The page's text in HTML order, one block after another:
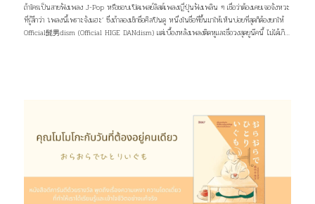
ถ้าใครเป็นสายฟังเพลง J-Pop หรือชอบเปิดเพลย์ลิสต์เพลงญี่ปุ่นฟังเพลิน ๆ เชื่อว่าต้องเคยเจอจังหวะ
ที่รู้สึกว่า ‘เพลงนี้เพราะจังแฮะ’ ซึ่งถ้าลองเช็กชื่อศิลปินดู หนึ่งในชื่อที่ขึ้นมาให้เห็นบ่อยที่สุดก็ต้องยกให้
Official髭男dism (Official HIGE DANdism) แต่เบื้องหลังเพลงติดหูและชื่อวงสุดยูนีคนี้ ไม่ได้เกิด
Hige (髭) ที่แปลว่า หนวด หรือเครา กับคำว่า Dandism จากภาษาอังกฤษ ซึ่งมีรากมาจากคำว่า
Dandy ที่สื่อถึงสุภาพบุรุษผู้แต่งตัวเนี้ยบ มีสไตล์ แต่ด้วยความยาวของชื่อ แฟน ๆ เลยเรียกวงนี้กันสั้น ๆ
ว่า “ฮิเกะดัน” ส่วนแฟนคลับของพวกเขาก็ถูกเรียกว่า BROTHERS เเละ Stand By You ภาพ:
Official髭男dism แน่นอนว่าชื่อวงนี้ไม่ได้ตั้งขึ้นมาเท่ ๆ อย่างเดียว แต่ซ่อนความหมายที่ลึกซึ้งไว้ว่า
พวกเขาอยากทำเพลงที่สามารถส่งต่อความรู้สึกดี ๆ เเละเติบโตไปพร้อมกับแฟนเพลง แม้ในวันที่พวกเขา
จะมีอายุเพิ่มขึ้น หรือถึงวันที่ไว้หนวดเคราแล้วก็ตาม ภาพ: Official髭男dism เส้นทางก่อนจะมาเป็น
Official HIGE DANdism จุดเริ่มต้นของวงย้อนไปปี 2012 […]